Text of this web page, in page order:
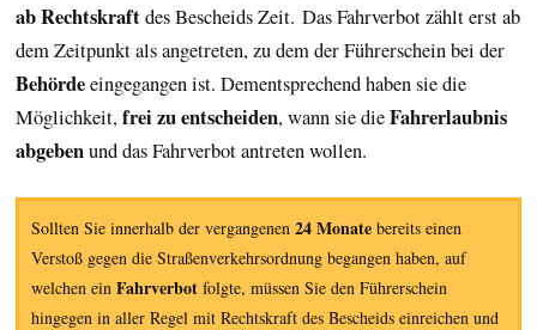
ab Rechtskraftdes Bescheids Zeit. Das Fahrverbot zählt erst ab
dem Zeitpunkt als angetreten, zu dem der Führerschein bei der
Behördeeingegangen ist. Dementsprechend haben sie die
Möglichkeit, frei zu entscheiden, wann sie dieFahrerlaubnis
abgebenund das Fahrverbot antreten wollen.
Sollten Sie innerhalb der vergangenen 24 Monate bereits einen
Verstoß gegen die Straßenverkehrsordnung begangen haben, auf
welchen ein Fahrverbot folgte, müssen Sie den Führerschein
hingegen in aller Regel mit Rechtskraft des Bescheids einreichen und